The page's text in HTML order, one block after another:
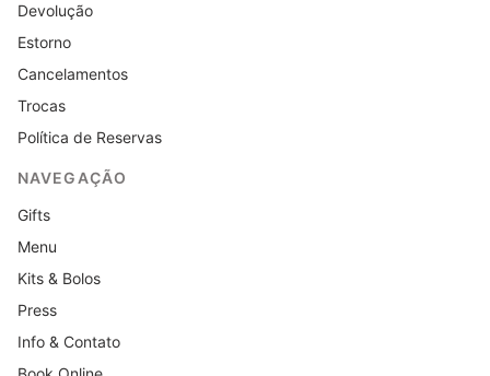
Devolução
Estorno
Cancelamentos
Trocas
Política de Reservas
NAVEGAÇÃO
Gifts
Menu
Kits & Bolos
Press
Info & Contato